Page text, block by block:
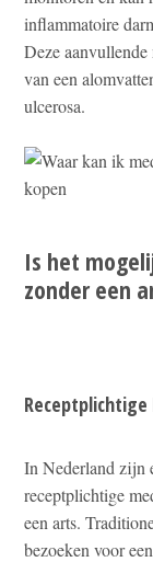
inflammatoire
Deze
van een
ulcerosa.
Is het
zonder een
In Nederland zijn
receptplichtige
een arts.
bezoeken voor